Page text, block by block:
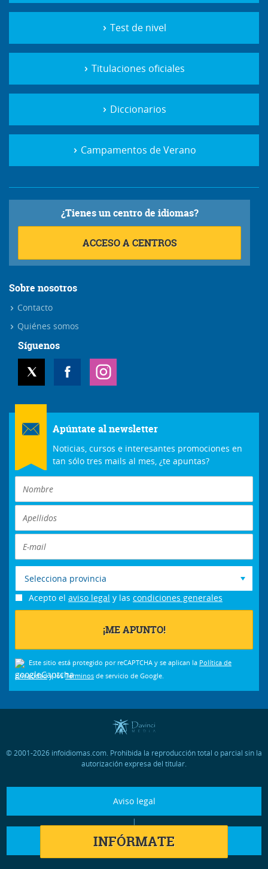
INFÓRMATE
Test de nivel
Titulaciones oficiales
Diccionarios
Campamentos de Verano
¿Tienes un centro de idiomas?
ACCESO A CENTROS
Sobre nosotros
Contacto
Quiénes somos
Síguenos
Apúntate al newsletter
Noticias, cursos e interesantes promociones en
tan sólo tres mails al mes, ¿te apuntas?
Selecciona provincia
Acepto el aviso legal y las condiciones generales
Este sitio está protegido por reCAPTCHA y se aplican la Política de
privacidady los Términos de servicio de Google.
© 2001-2026 infoidiomas.com. Prohibida la reproducción total o parcial sin la
autorización expresa del titular.
Aviso legal
|
Condiciones generales